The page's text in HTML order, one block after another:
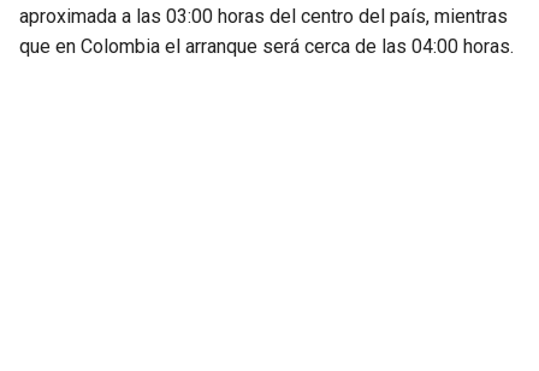
aproximada a las 03:00 horas del centro del país, mientras
que en Colombia el arranque será cerca de las 04:00 horas.